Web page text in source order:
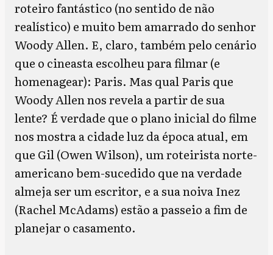
roteiro fantástico (no sentido de não
realístico) e muito bem amarrado do senhor
Woody Allen. E, claro, também pelo cenário
que o cineasta escolheu para filmar (e
homenagear): Paris. Mas qual Paris que
Woody Allen nos revela a partir de sua
lente? É verdade que o plano inicial do filme
nos mostra a cidade luz da época atual, em
que Gil (Owen Wilson), um roteirista norte-
americano bem-sucedido que na verdade
almeja ser um escritor, e a sua noiva Inez
(Rachel McAdams) estão a passeio a fim de
planejar o casamento.